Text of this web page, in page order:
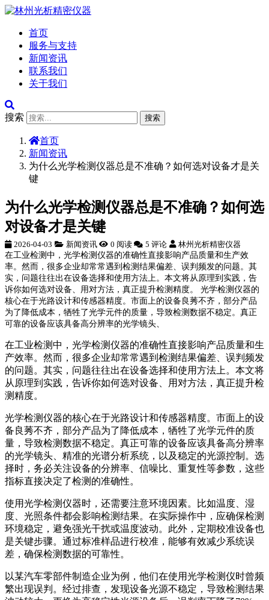
首页
服务与支持
新闻资讯
联系我们
关于我们
搜索 搜索
首页
新闻资讯
为什么光学检测仪器总是不准确？如何选对设备才是关
键
为什么光学检测仪器总是不准确？如何选
对设备才是关键
2026-04-03 新闻资讯 0 阅读 5 评论 林州光析精密仪器
在工业检测中，光学检测仪器的准确性直接影响产品质量和生产效
率。然而，很多企业却常常遇到检测结果偏差、误判频发的问题。其
实，问题往往出在设备选择和使用方法上。本文将从原理到实践，告
诉你如何选对设备、用对方法，真正提升检测精度。 光学检测仪器的
核心在于光路设计和传感器精度。市面上的设备良莠不齐，部分产品
为了降低成本，牺牲了光学元件的质量，导致检测数据不稳定。真正
可靠的设备应该具备高分辨率的光学镜头、
在工业检测中，光学检测仪器的准确性直接影响产品质量和生
产效率。然而，很多企业却常常遇到检测结果偏差、误判频发
的问题。其实，问题往往出在设备选择和使用方法上。本文将
从原理到实践，告诉你如何选对设备、用对方法，真正提升检
测精度。
光学检测仪器的核心在于光路设计和传感器精度。市面上的设
备良莠不齐，部分产品为了降低成本，牺牲了光学元件的质
量，导致检测数据不稳定。真正可靠的设备应该具备高分辨率
的光学镜头、精准的光谱分析系统，以及稳定的光源控制。选
择时，务必关注设备的分辨率、信噪比、重复性等参数，这些
指标直接决定了检测的准确性。
使用光学检测仪器时，还需要注意环境因素。比如温度、湿
度、光照条件都会影响检测结果。在实际操作中，应确保检测
环境稳定，避免强光干扰或温度波动。此外，定期校准设备也
是关键步骤。通过标准样品进行校准，能够有效减少系统误
差，确保检测数据的可靠性。
以某汽车零部件制造企业为例，他们在使用光学检测仪时曾频
繁出现误判。经过排查，发现设备光源不稳定，导致检测结果